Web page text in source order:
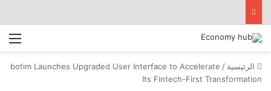
الرئيسية /
botim Launches Upgraded User Interface to Accelerate
Its Fintech-First Transformation